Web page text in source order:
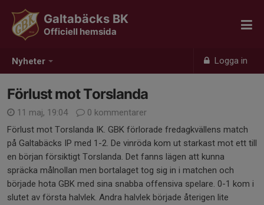
Nyheter Logga in
Galtabäcks BK
Officiell hemsida
Förlust mot Torslanda
11 maj, 19:04
0 kommentarer
Förlust mot Torslanda IK. GBK förlorade fredagkvällens match
på Galtabäcks IP med 1-2. De vinröda kom ut starkast mot ett till
en början försiktigt Torslanda. Det fanns lägen att kunna
spräcka målnollan men bortalaget tog sig in i matchen och
började hota GBK med sina snabba offensiva spelare. 0-1 kom i
slutet av första halvlek. Andra halvlek började återigen lite